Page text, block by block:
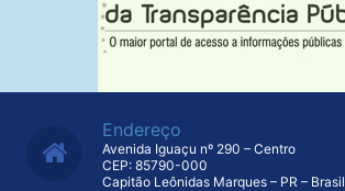
Endereço
Avenida Iguaçu nº 290 – Centro
CEP: 85790-000
Capitão Leônidas Marques – PR – Brasil